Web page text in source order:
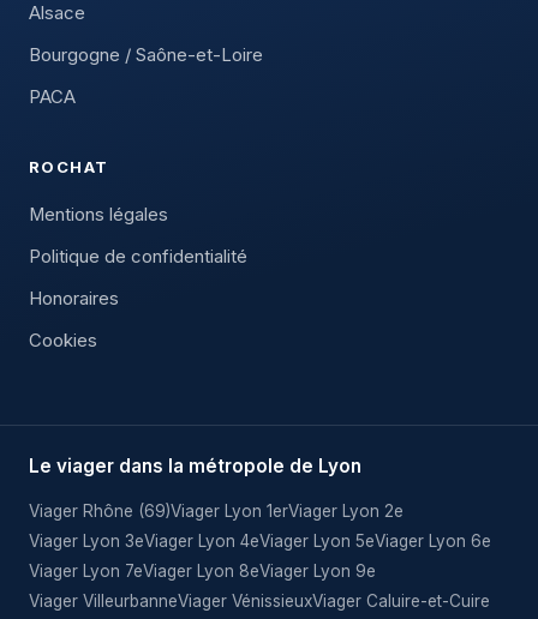
Alsace
Bourgogne / Saône-et-Loire
PACA
ROCHAT
Mentions légales
Politique de confidentialité
Honoraires
Cookies
Le viager dans la métropole de Lyon
Viager Rhône (69)Viager Lyon 1erViager Lyon 2e
Viager Lyon 3eViager Lyon 4eViager Lyon 5eViager Lyon 6e
Viager Lyon 7eViager Lyon 8eViager Lyon 9e
Viager VilleurbanneViager VénissieuxViager Caluire-et-Cuire